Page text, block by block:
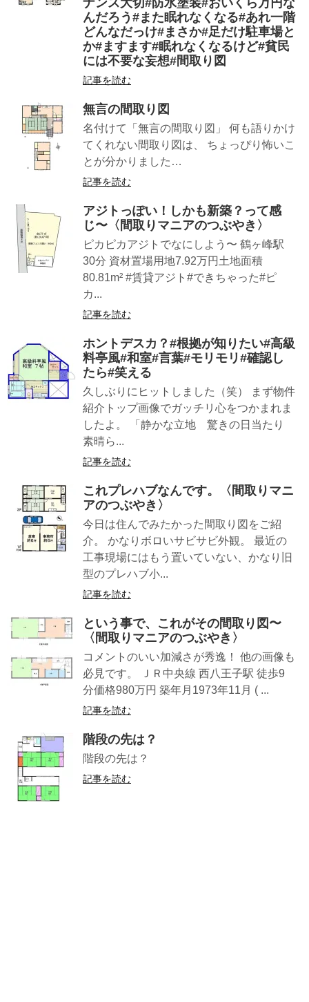
んだろう#また眠れなくなる#あれ一階
どんなだっけ#まさか#足だけ駐車場と
か#ますます#眠れなくなるけど#貧民
には不要な妄想#間取り図
記事を読む
無言の間取り図
名付けて「無言の間取り図」 何も語りかけ
てくれない間取り図は、 ちょっぴり怖いこ
とが分かりました…
記事を読む
アジトっぽい！しかも新築？って感
じ〜〈間取りマニアのつぶやき〉
ピカピカアジトでなにしよう〜 鶴ヶ峰駅
30分 資材置場用地7.92万円土地面積
80.81m² #賃貸アジト#できちゃった#ピ
カ...
記事を読む
ホントデスカ？#根拠が知りたい#高級
料亭風#和室#言葉#モリモリ#確認し
たら#笑える
久しぶりにヒットしました（笑） まず物件
紹介トップ画像でガッチリ心をつかまれま
したよ。 「静かな立地 驚きの日当たり
素晴ら...
記事を読む
これプレハブなんです。〈間取りマニ
アのつぶやき〉
今日は住んでみたかった間取り図をご紹
介。 かなりボロいサビサビ外観。 最近の
工事現場にはもう置いていない、かなり旧
型のプレハブ小...
記事を読む
という事で、これがその間取り図〜
〈間取りマニアのつぶやき〉
コメントのいい加減さが秀逸！ 他の画像も
必見です。 ＪＲ中央線 西八王子駅 徒歩9
分価格980万円 築年月1973年11月 ( ...
記事を読む
階段の先は？
階段の先は？
記事を読む